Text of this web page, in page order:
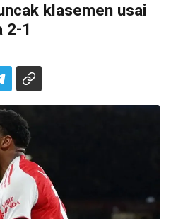
klasemen usai
2-1